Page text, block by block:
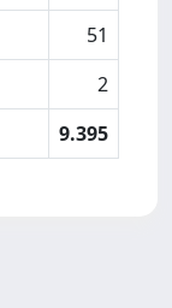
51
2
9.395